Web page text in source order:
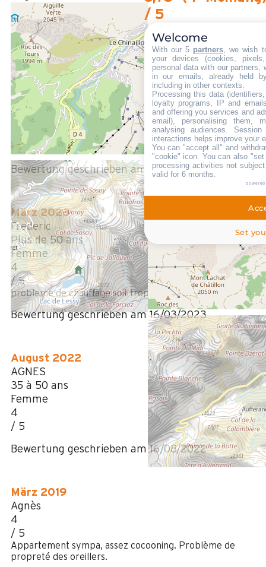
/ 5
Februar 2024
NATACHA
35 à 50 ans
Femme
3
/ 5
L'appartement était sympa, plutôt bien placé et avec une
belle vue. Cependant, il faudrait revoir certains
équipements. Les lits étaient pas confortables du tout, trop
durs. Les poêles mériteraient d'être changées, elles
accrochent et l'aspirateur n'aspire pas vraiment.
Bewertung geschrieben am 06/02/2024
März 2023
Frederic
Plus de 50 ans
Femme
4
/ 5
probleme de chauffage soit trop chaud soit trop froid/
Bewertung geschrieben am 16/03/2023
August 2022
AGNES
35 à 50 ans
Femme
4
/ 5
Bewertung geschrieben am 16/08/2022
März 2019
Agnès
4
/ 5
Appartement sympa, assez cocooning. Problème de
propreté des oreillers.
Welcome
With our 5 partners, we wish
your devices (cookies,
personal data with our partners,
in our emails, already held
including in other contexts.
Processing this data
loyalty programs, IP and
and offering you services and
email), personalising them,
analysing audiences.
interactions helps improve your
You can "accept all" and
"cookie" icon. You can also
processing activities not
valid for 6 months.
Set